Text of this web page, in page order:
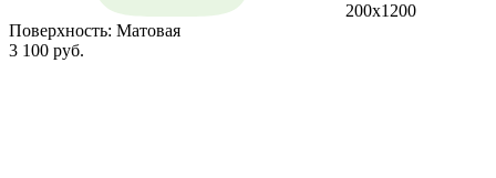
200x1200
Поверхность: Матовая
3 100 руб.